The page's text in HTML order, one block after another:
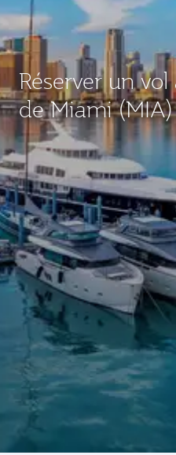
Réserver un
de Miami (MIA)